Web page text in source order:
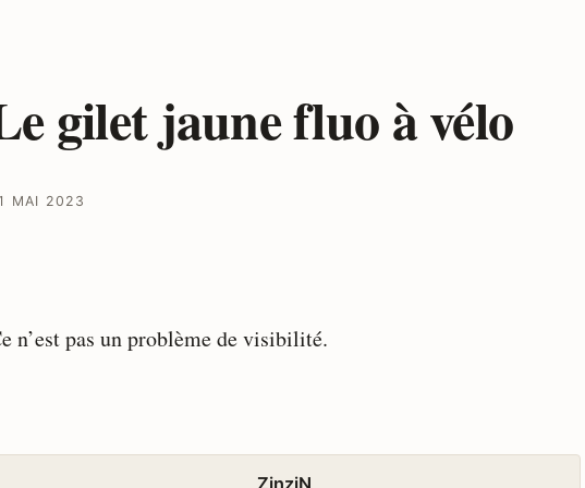
gilet jaune fluo à vélo
MAI 2023
n’est pas un problème de visibilité.
ZinziN